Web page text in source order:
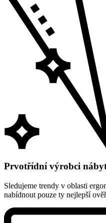
Prvotřídní výrobci
Sledujeme trendy v oblasti
nabídnout pouze ty nejlepší